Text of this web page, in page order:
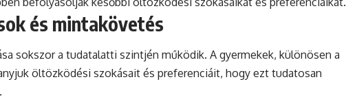
és mintakövetés
sokszor a tudatalatti szintjén működik. A gyermekek, különösen a
öltözködési szokásait és preferenciáit, hogy ezt tudatosan